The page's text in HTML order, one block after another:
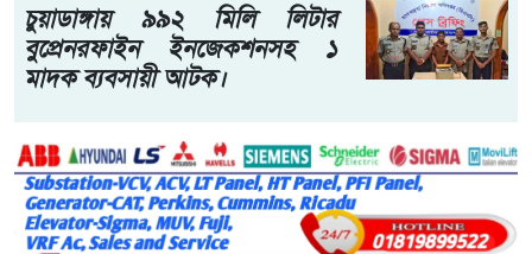
চুয়াডাঙ্গায় ৯৯২ মিলি লিটার
বুপ্রেনরফাইন ইনজেকশনসহ ১
মাদক ব্যবসায়ী আটক।